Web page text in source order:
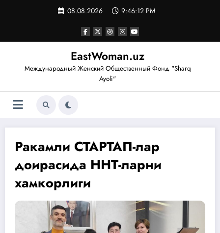
08.08.2026 9:46:13 PM
EastWoman.uz
Международный Женский Общественный Фонд "Sharq
Ayoli"
Ракамли СТАРТАП-лар
доирасида ННТ-ларни
хамкорлиги